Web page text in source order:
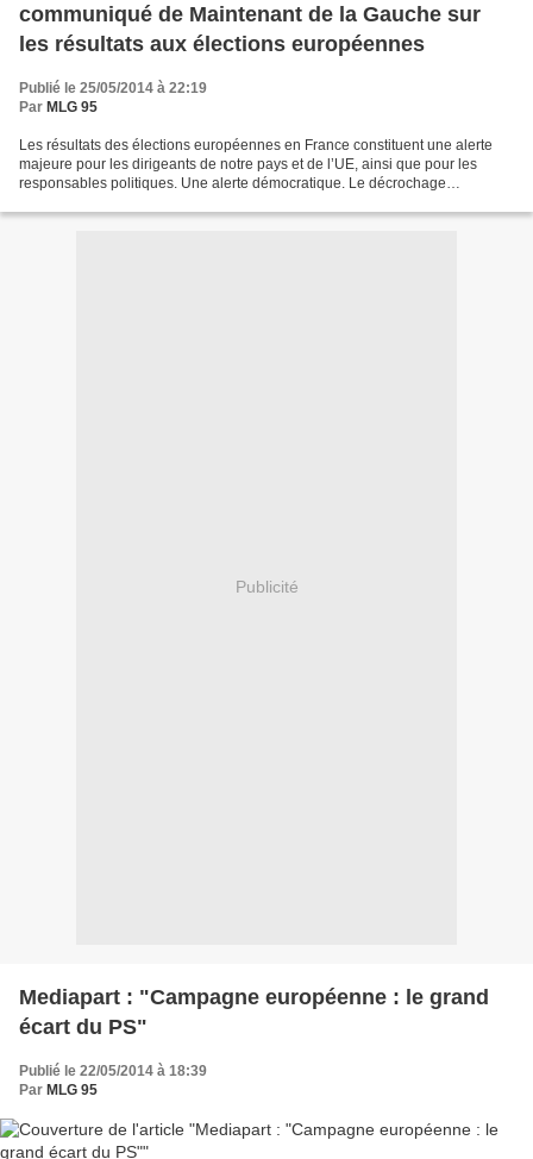
communiqué de Maintenant de la Gauche sur
les résultats aux élections européennes
Publié le 25/05/2014 à 22:19
Par MLG 95
Les résultats des élections européennes en France constituent une alerte
majeure pour les dirigeants de notre pays et de l’UE, ainsi que pour les
responsables politiques. Une alerte démocratique. Le décrochage
Publicité
Mediapart : "Campagne européenne : le grand
écart du PS"
Publié le 22/05/2014 à 18:39
Par MLG 95